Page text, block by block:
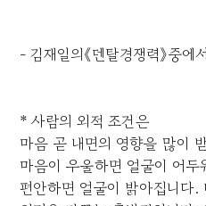
- 김재일의《멘탈경쟁력》중에
* 사람의 외적 조건은
마음 곧 내면의 영향을 많이
마음이 우울하면 얼굴이 어두
편안하면 얼굴이 밝아집니다.